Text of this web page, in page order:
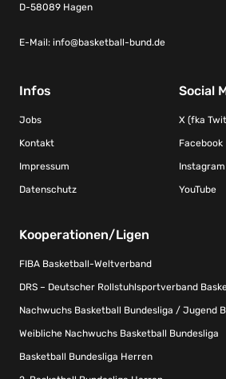
D-58089 Hagen
E-Mail: info@basketball-bund.de
Infos
Jobs
Kontakt
Impressum
Datenschutz
Social
X (fka
Facebook
Instagram
YouTube
Kooperationen/Ligen
FIBA Basketball-Weltverband
DRS – Deutscher Rollstuhlsportverband
Nachwuchs Basketball Bundesliga / Jugend
Weibliche Nachwuchs Basketball Bundesliga
Basketball Bundesliga Herren